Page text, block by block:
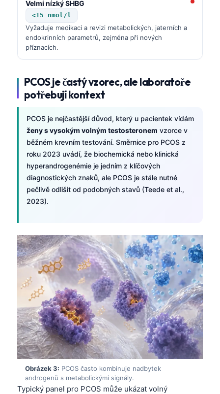
Velmi nízký SHBG
<15 nmol/l
Vyžaduje medikaci a revizi metabolických, jaterních a
endokrinních parametrů, zejména při nových
příznacích.
PCOS je častý vzorec, ale laboratoře
potřebují kontext
PCOS je nejčastější důvod, který u pacientek vídám
ženy s vysokým volným testosteronem vzorce v
běžném krevním testování. Směrnice pro PCOS z
roku 2023 uvádí, že biochemická nebo klinická
hyperandrogenémie je jedním z klíčových
diagnostických znaků, ale PCOS je stále nutné
pečlivě odlišit od podobných stavů (Teede et al.,
2023).
Obrázek 3: PCOS často kombinuje nadbytek
androgenů s metabolickými signály.
Typický panel pro PCOS může ukázat volný